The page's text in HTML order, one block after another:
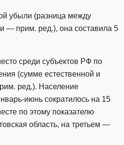
убыли (разница между
прим. ред.), она составила 5
среди субъектов РФ по
(сумме естественной и
ред.). Население
июнь сократилось на 15
по этому показателю
область, на третьем —